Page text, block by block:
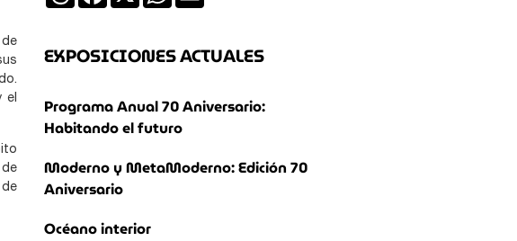
el
de
EXPOSICIONES ACTUALES
Programa Anual 70 Aniversario:
Habitando el futuro
Moderno y MetaModerno: Edición 70
Aniversario
Océano interior